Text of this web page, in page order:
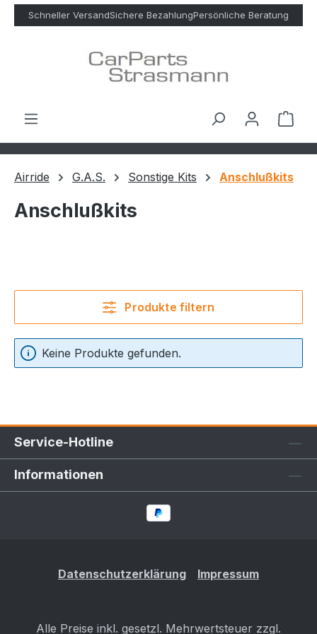
Zum Hauptinhalt springen
Schneller VersandSichere BezahlungPersönliche Beratung
Airride G.A.S. Sonstige Kits Anschlußkits
Anschlußkits
Produkte filtern
Keine Produkte gefunden.
Service-Hotline
Informationen
Datenschutzerklärung Impressum
Alle Preise inkl. gesetzl. Mehrwertsteuer zzgl.